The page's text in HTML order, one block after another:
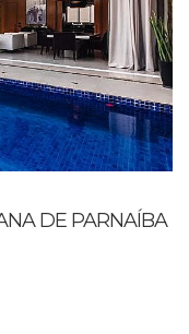
DE PARNAÍBA